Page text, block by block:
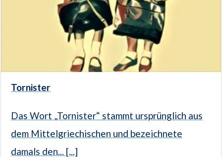
Tornister
Das Wort „Tornister“ stammt ursprünglich aus
dem Mittelgriechischen und bezeichnete
damals den... [...]